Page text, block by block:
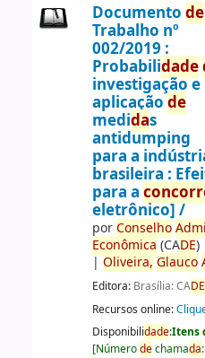
Documento de
Trabalho nº
002/2019 :
Probabilidade
investigação e
aplicação de
medidas
antidumping
para a
brasileira :
para a
eletrônico] /
porConselho
Econômica (CADE)
| Oliveira, Glauco
Editora: Brasília: CADE
Recursos online:
Disponibilidade:Itens
[Númerodechamada: